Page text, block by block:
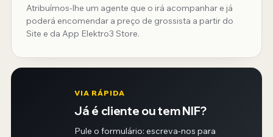
Atribuímos-lhe um agente que o irá acompanhar e já
poderá encomendar a preço de grossista a partir do
Site e da App Elektro3 Store.
VIA RÁPIDA
Já é cliente ou tem NIF?
Pule o formulário: escreva-nos para